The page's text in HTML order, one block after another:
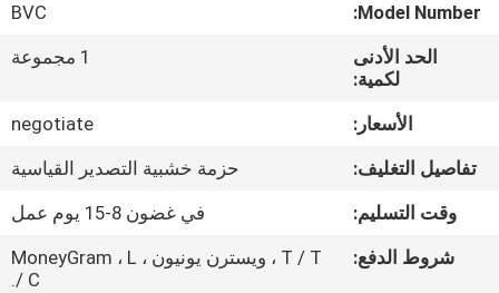
معلومات
جولة
في
المعمل
Model Number:
BVC
الحد الأدنى
لكمية:
1 مجموعة
الأسعار:
negotiate
تفاصيل التغليف:
حزمة خشبية التصدير القياسية
وقت التسليم:
في غضون 8-15 يوم عمل
شروط الدفع:
T / T ، ويسترن يونيون ، MoneyGram ، L
/ C.